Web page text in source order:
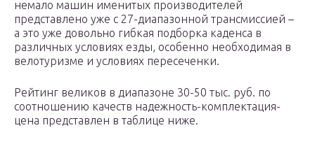
немало машин именитых производителей
представлено уже с 27-диапазонной трансмиссией –
а это уже довольно гибкая подборка каденса в
различных условиях езды, особенно необходимая в
велотуризме и условиях пересеченки.
Рейтинг великов в диапазоне 30-50 тыс. руб. по
соотношению качеств надежность-комплектация-
цена представлен в таблице ниже.